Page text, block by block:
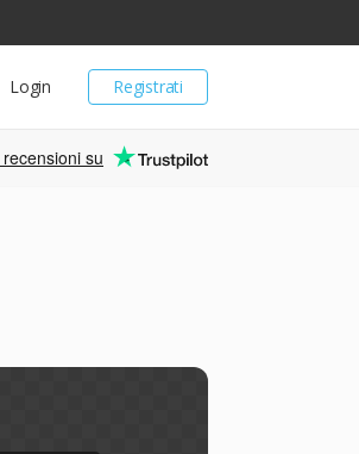
Registrati
Login
recensioni su